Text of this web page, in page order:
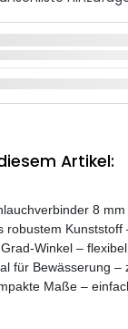
Artikel:
8
robustem Kunststoff
Winkel –
für Bewässerung –
Maße –